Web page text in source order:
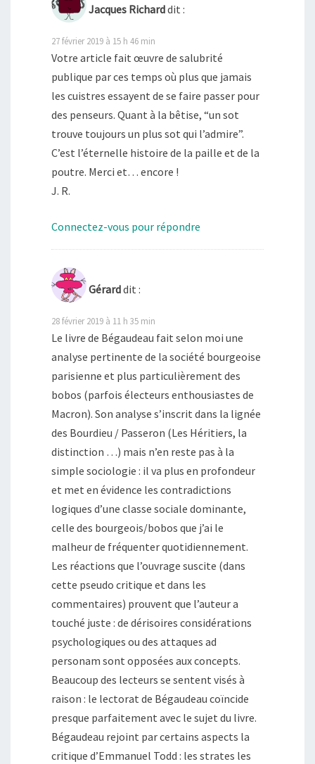
Jacques Richarddit :
27 février 2019 à 15 h 46 min
Votre article fait œuvre de salu­brité
publique par ces temps où plus que jamais
les cuistres essayent de se faire pas­ser pour
des pen­seurs. Quant à la bêtise, “un sot
trouve tou­jours un plus sot qui l’admire”.
C’est l’éternelle his­toire de la paille et de la
poutre. Merci et… encore !
J. R.
Connectez-vous pour répondre
Gérarddit :
28 février 2019 à 11 h 35 min
Le livre de Bégaudeau fait selon moi une
analyse pertinente de la société bourgeoise
parisienne et plus particulièrement des
bobos (parfois électeurs enthousiastes de
Macron). Son analyse s’inscrit dans la lignée
des Bourdieu / Passeron (Les Héritiers, la
distinction …) mais n’en reste pas à la
simple sociologie : il va plus en profondeur
et met en évidence les contradictions
logiques d’une classe sociale dominante,
celle des bourgeois/bobos que j’ai le
malheur de fréquenter quotidiennement.
Les réactions que l’ouvrage suscite (dans
cette pseudo critique et dans les
commentaires) prouvent que l’auteur a
touché juste : de dérisoires considérations
psychologiques ou des attaques ad
personam sont opposées aux concepts.
Beaucoup des lecteurs se sentent visés à
raison : le lectorat de Bégaudeau coïncide
presque parfaitement avec le sujet du livre.
Bégaudeau rejoint par certains aspects la
critique d’Emmanuel Todd : les strates les